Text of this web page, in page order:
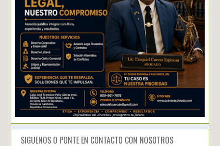
SIGUENOS O PONTE EN CONTACTO CON NOSOTROS